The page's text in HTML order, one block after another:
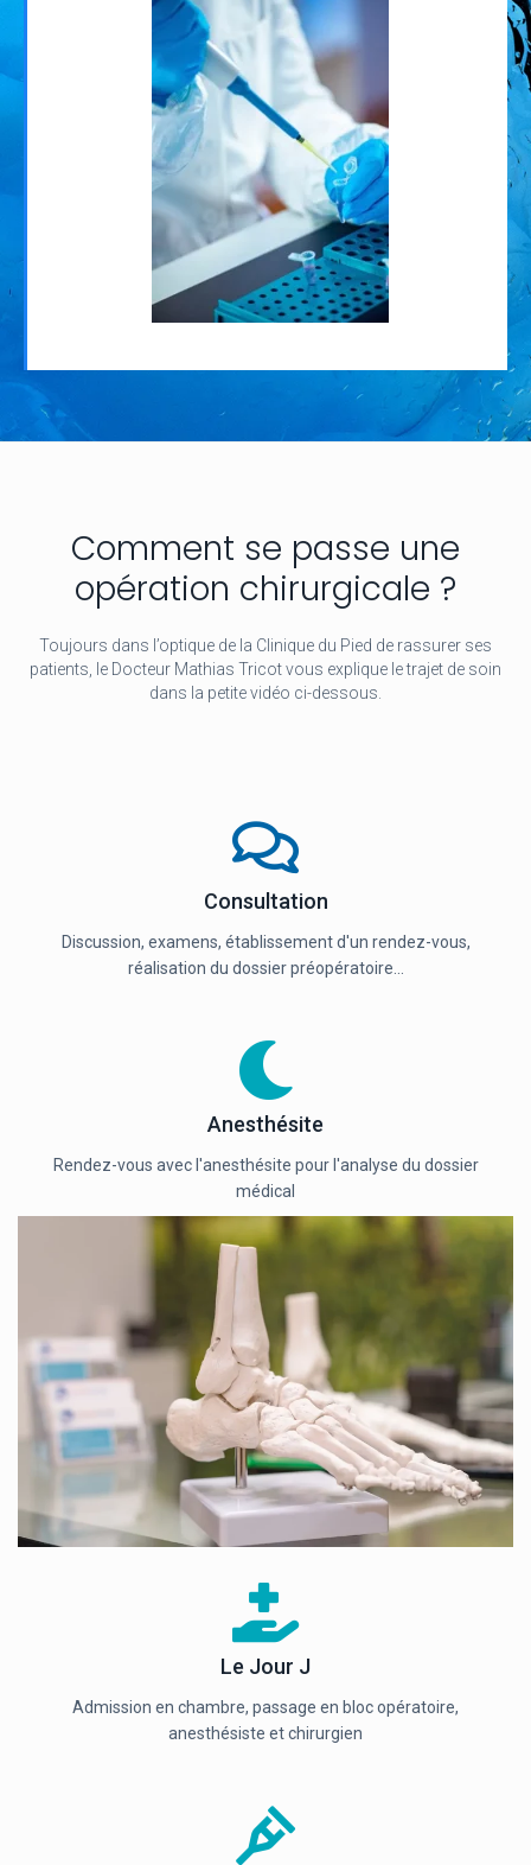
Comment se passe une
opération chirurgicale ?
Toujours dans l’optique de la Clinique du Pied de rassurer ses
patients, le Docteur Mathias Tricot vous explique le trajet de soin
dans la petite vidéo ci-dessous.
Consultation
Discussion, examens, établissement d'un rendez-vous,
réalisation du dossier préopératoire...
Anesthésite
Rendez-vous avec l'anesthésite pour l'analyse du dossier
médical
Le Jour J
Admission en chambre, passage en bloc opératoire,
anesthésiste et chirurgien